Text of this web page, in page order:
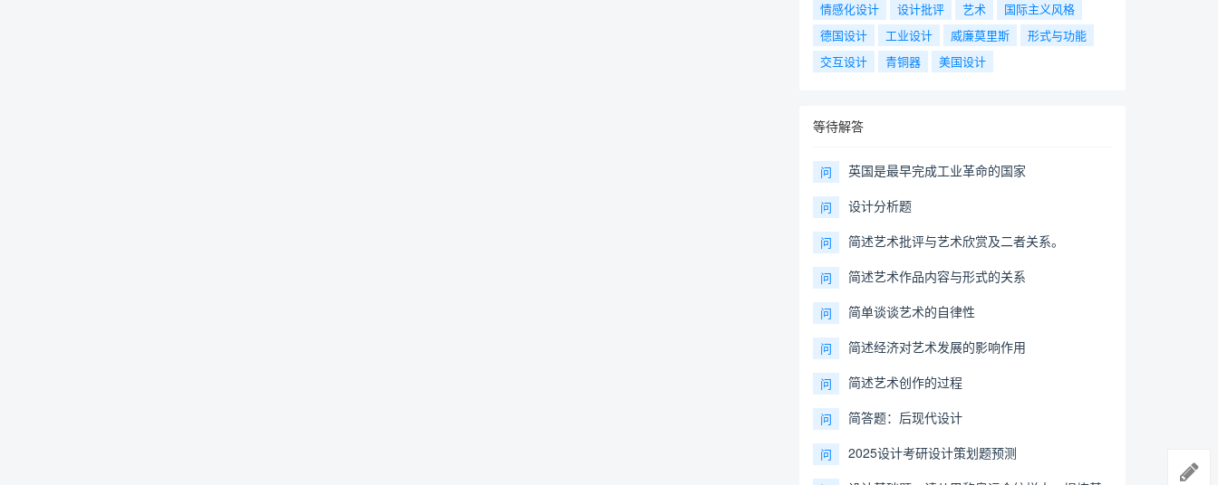
情感化设计
设计批评 艺术
国际主义风格
德国设计
工业设计 威廉莫里斯
形式与功能
交互设计
青铜器 美国设计
等待解答
问 英国是最早完成工业革命的国家
问 设计分析题
问 简述艺术批评与艺术欣赏及二者关系。
问 简述艺术作品内容与形式的关系
问 简单谈谈艺术的自律性
问 简述经济对艺术发展的影响作用
问 简述艺术创作的过程
问 简答题：后现代设计
问 2025设计考研设计策划题预测